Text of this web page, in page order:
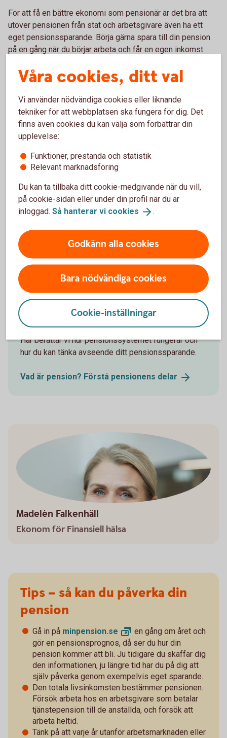
För att få en bättre ekonomi som pensionär är det bra att
utöver pensionen från stat och arbetsgivare även ha ett
eget pensionssparande. Börja gärna spara till din pension
på en gång när du börjar arbeta och får en egen inkomst.
– Ju tidigare du börjar spara till din pension, desto lägre
belopp kan du spara varje månad. Och även mindre belopp
växer sig större över tid, säger Madelén.
Ett bra riktmärke kan vara att börja att spara 500 kronor per
månad, och öka till runt 1 000 kronor per månad vid 35 års
ålder och 2 000 kronor per månad vid 45 års ålder. Börjar du
spara senare behöver beloppet vara högre.
Pension
Pension - mer
Pensionsskola
Här berättar vi hur pensionssystemet fungerar och
hur du kan tänka avseende ditt pensionssparande.
Vad är pension? Förstå pensionens delar
Madelén Falkenhäll
Ekonom för Finansiell hälsa
Tips – så kan du påverka din
pension
Gå in på minpension.se
en gång om året och
gör en pensionsprognos, då ser du hur din
pension kommer att bli. Ju tidigare du skaffar dig
den informationen, ju längre tid har du på dig att
själv påverka genom exempelvis eget sparande.
Den totala livsinkomsten bestämmer pensionen.
Försök arbeta hos en arbetsgivare som betalar
tjänstepension till de anställda, och försök att
arbeta heltid.
Tänk på att varje år utanför arbetsmarknaden eller
Våra cookies, ditt val
Vi använder nödvändiga cookies eller liknande
tekniker för att webbplatsen ska fungera för dig. Det
finns även cookies du kan välja som förbättrar din
upplevelse:
Funktioner, prestanda och statistik
Relevant marknadsföring
Du kan ta tillbaka ditt cookie-medgivande när du vill,
på cookie-sidan eller under din profil när du är
inloggad. Så hanterar vi cookies .
Godkänn alla cookies
Bara nödvändiga cookies
Cookie-inställningar